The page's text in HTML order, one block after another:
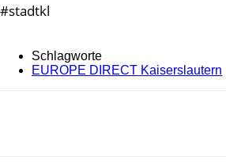
#stadtkl
Schlagworte
EUROPE DIRECT Kaiserslautern